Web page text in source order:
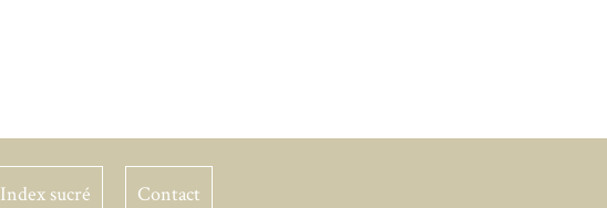
Index sucré Contact